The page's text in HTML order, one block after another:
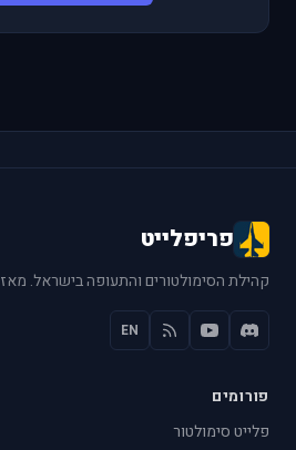
פריפלייט
קהילת הסימולטורים והתעופה בישראל. מאז 2005.
EN
פורומים
פלייט סימולטור